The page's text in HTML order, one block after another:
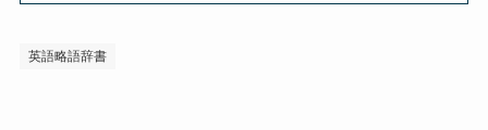
英語略語辞書